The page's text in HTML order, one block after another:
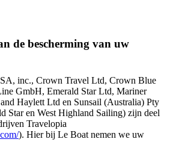
de bescherming van uw
inc., Crown Travel Ltd, Crown Blue
GmbH, Emerald Star Ltd, Mariner
Haylett Ltd en Sunsail (Australia) Pty
Star en West Highland Sailing) zijn deel
Travelopia
). Hier bij Le Boat nemen we uw